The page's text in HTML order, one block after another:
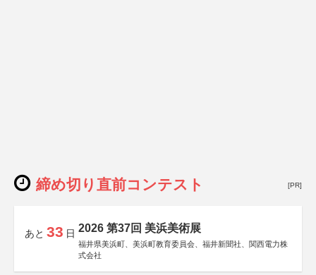
締め切り直前コンテスト [PR]
あと 33 日 2026 第37回 美浜美術展
福井県美浜町、美浜町教育委員会、福井新聞社、関西電力株
式会社